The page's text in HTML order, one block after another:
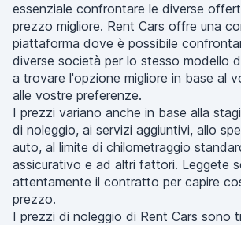
essenziale confrontare le diverse
prezzo migliore. Rent Cars offre una
piattaforma dove è possibile
diverse società per lo stesso modello
a trovare l'opzione migliore in base al
alle vostre preferenze.
I prezzi variano anche in base alla
di noleggio, ai servizi aggiuntivi, allo
auto, al limite di chilometraggio
assicurativo e ad altri fattori. Leggete
attentamente il contratto per capire
prezzo.
I prezzi di noleggio di Rent Cars sono